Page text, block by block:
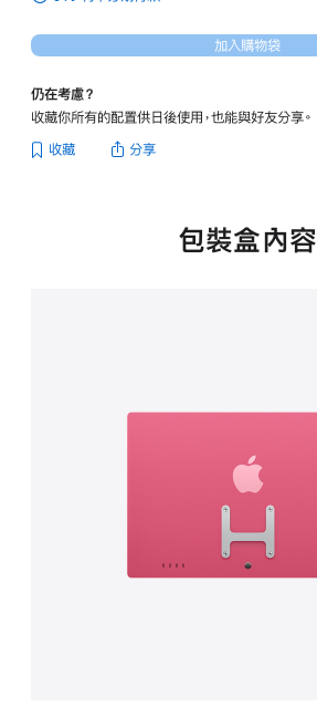
色
iMac
VESA
立
加入購物袋
仍在考慮？
收藏你所有的配置供日後使用，也能與好友分享。
收藏 分享
包裝盒內容